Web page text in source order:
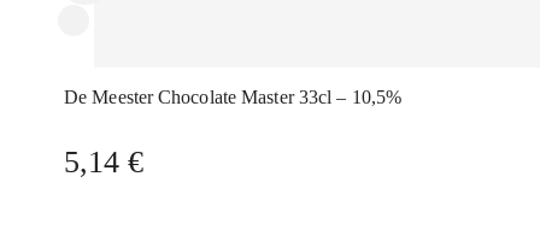
De Meester Chocolate Master 33cl – 10,5%
5,14 €